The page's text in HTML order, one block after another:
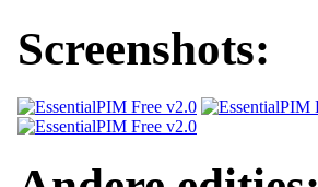
Screenshots: